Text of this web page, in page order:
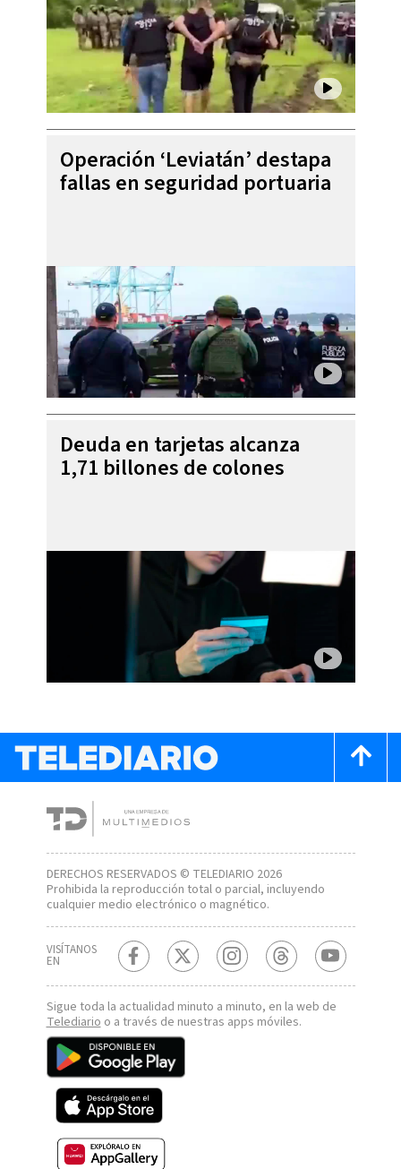
Operación ‘Leviatán’ destapa
fallas en seguridad portuaria
Deuda en tarjetas alcanza
1,71 billones de colones
DERECHOS RESERVADOS © TELEDIARIO 2026
Prohibida la reproducción total o parcial, incluyendo
cualquier medio electrónico o magnético.
VISÍTANOS
EN
Sigue toda la actualidad minuto a minuto, en la web de
Telediario o a través de nuestras apps móviles.